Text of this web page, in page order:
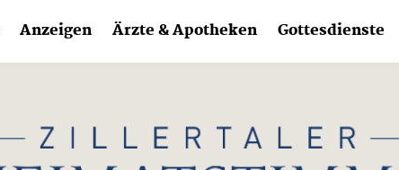
Anzeigen Ärzte & Apotheken Gottesdienste